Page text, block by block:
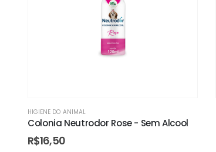
HIGIENE DO ANIMAL
Colonia Neutrodor Rose - Sem Alcool
R$16,50